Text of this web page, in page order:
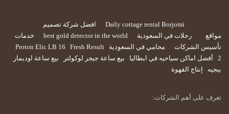
Daily cottage rental Borjomi
افضل شركة تصميم
مواقع
رحلات في السعودية best gold detector in the world
خدمات
تأسيس الشركات
محامي في السعودية Proton Elic LB 16
Fresh Result
2
أفضل اماكن سياحيه في ايطاليا بيع ساعة جيجر لوكولتر
بيع ساعة اوديمار
بيجيه
إنتاج القهوة
تعرف على أهم الشركات: